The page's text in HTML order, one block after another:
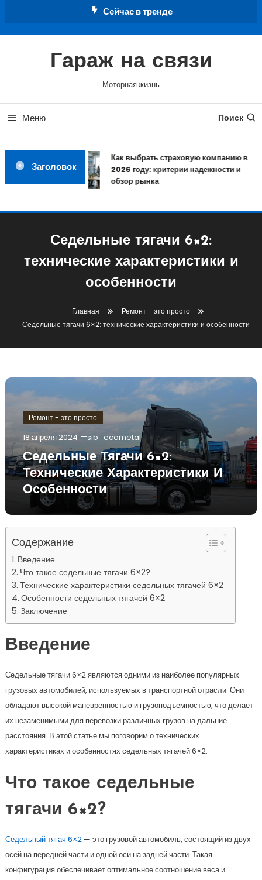
Сейчас в тренде
Гараж на связи
Моторная жизнь
Меню Поиск
Заголовок
Как выбрать страховую компанию в
2026 году: критерии надежности и
обзор рынка
Седельные тягачи 6×2:
технические характеристики и
особенности
Главная
Ремонт - это просто
Седельные тягачи 6×2: технические характеристики и особенности
Ремонт - это просто
18 апреля 2024 sib_ecometal
Седельные Тягачи 6×2:
Технические Характеристики И
Особенности
Содержание
Введение
Что такое седельные тягачи 6×2?
Технические характеристики седельных тягачей 6×2
Особенности седельных тягачей 6×2
Заключение
Введение
Седельные тягачи 6×2 являются одними из наиболее популярных
грузовых автомобилей, используемых в транспортной отрасли. Они
обладают высокой маневренностью и грузоподъемностью, что делает
их незаменимыми для перевозки различных грузов на дальние
расстояния. В этой статье мы поговорим о технических
характеристиках и особенностях седельных тягачей 6×2.
Что такое седельные
тягачи 6×2?
Седельный тягач 6×2— это грузовой автомобиль, состоящий из двух
осей на передней части и одной оси на задней части. Такая
конфигурация обеспечивает оптимальное соотношение веса и